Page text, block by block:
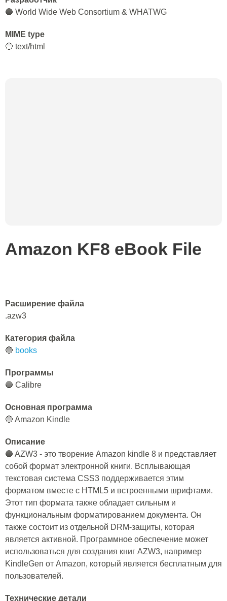
🔵 World Wide Web Consortium & WHATWG
MIME type
🔵 text/html
Amazon KF8 eBook File
Расширение файла
.azw3
Категория файла
🔵 books
Программы
🔵 Calibre
Основная программа
🔵 Amazon Kindle
Описание
🔵 AZW3 - это творение Amazon kindle 8 и представляет
собой формат электронной книги. Всплывающая
текстовая система CSS3 поддерживается этим
форматом вместе с HTML5 и встроенными шрифтами.
Этот тип формата также обладает сильным и
функциональным форматированием документа. Он
также состоит из отдельной DRM-защиты, которая
является активной. Программное обеспечение может
использоваться для создания книг AZW3, например
KindleGen от Amazon, который является бесплатным для
пользователей.
Технические детали